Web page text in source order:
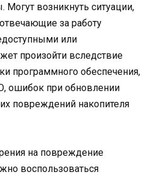
Могут возникнуть ситуации,
за работу
или
произойти вследствие
программного обеспечения,
ошибок при обновлении
повреждений накопителя
на повреждение
воспользоваться